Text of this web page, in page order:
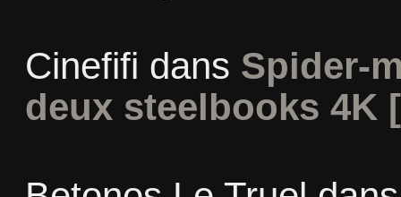
Cinefifi dans Spider-
deux steelbooks 4K